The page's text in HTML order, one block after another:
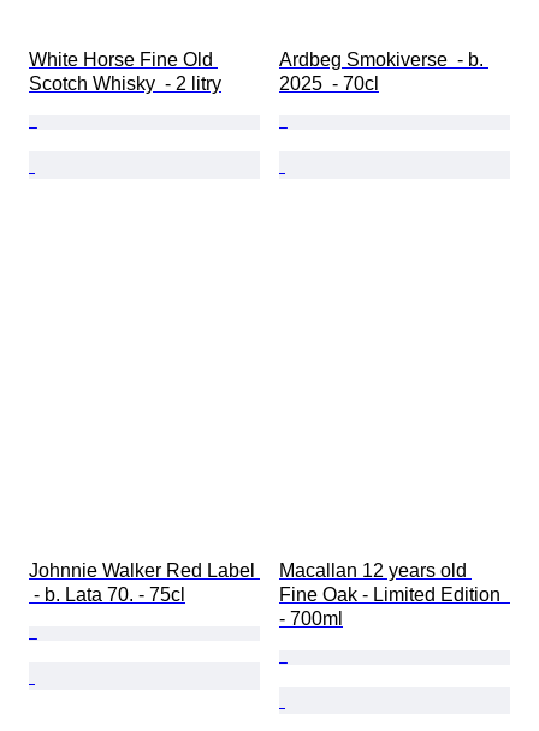
White Horse Fine Old
Scotch Whisky  - 2 litry
Ardbeg Smokiverse  - b.
2025  - 70cl
Johnnie Walker Red Label
- b. Lata 70. - 75cl
Macallan 12 years old
Fine Oak - Limited Edition
- 700ml